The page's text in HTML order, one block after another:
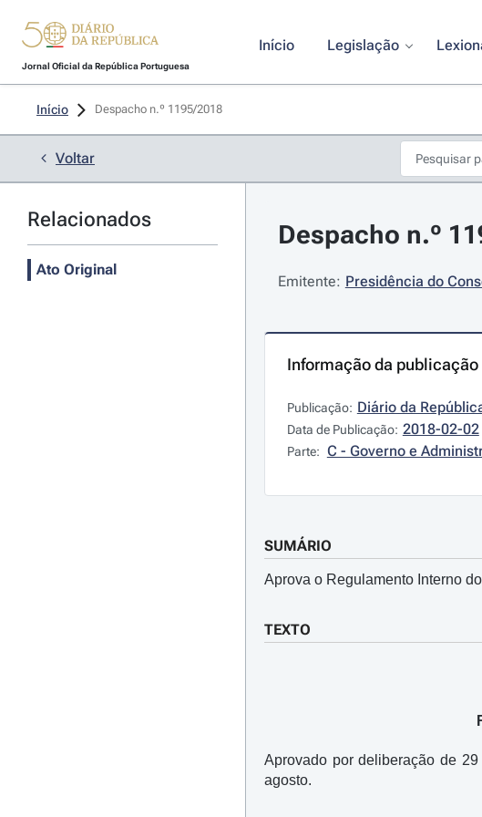
Jornal Oficial da República Portuguesa
Início Legislação
Início Despacho n.º 1195/2018
Voltar
Relacionados
Ato Original
Despacho n.º
Emitente: Presidência do
Informação da publicação
Publicação: Diário da
Data de Publicação: 2018-02-02
Parte: C - Governo e
SUMÁRIO
Aprova o Regulamento Interno
TEXTO
Aprovado por deliberação de
agosto.